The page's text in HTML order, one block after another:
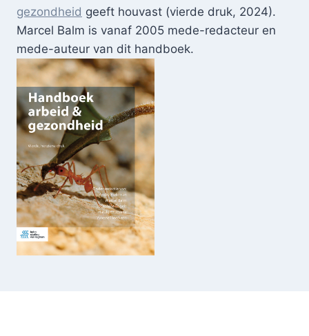
gezondheid geeft houvast (vierde druk, 2024).
Marcel Balm is vanaf 2005 mede-redacteur en
mede-auteur van dit handboek.